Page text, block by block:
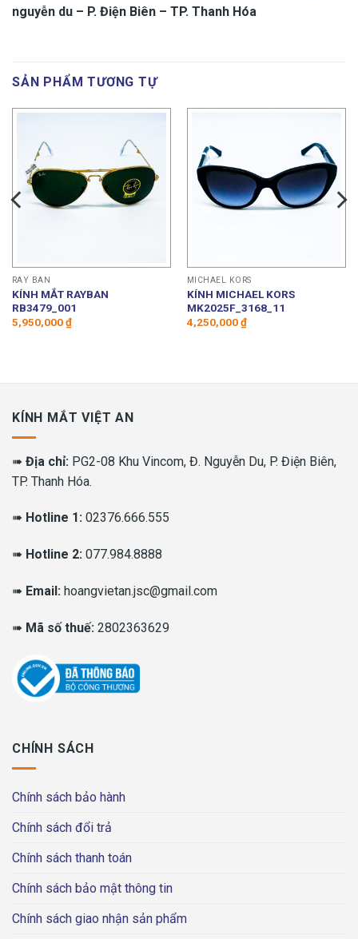
nguyễn du – P. Điện Biên – TP. Thanh Hóa
SẢN PHẨM TƯƠNG TỰ
RAY BAN
KÍNH MẮT RAYBAN
RB3479_001
5,950,000₫
MICHAEL KORS
KÍNH MICHAEL KORS
MK2025F_3168_11
4,250,000₫
KÍNH MẮT VIỆT AN
➠ Địa chỉ: PG2-08 Khu Vincom, Đ. Nguyễn Du, P. Điện Biên,
TP. Thanh Hóa.
➠ Hotline 1: 02376.666.555
➠ Hotline 2: 077.984.8888
➠ Email: hoangvietan.jsc@gmail.com
➠ Mã số thuế: 2802363629
CHÍNH SÁCH
Chính sách bảo hành
Chính sách đổi trả
Chính sách thanh toán
Chính sách bảo mật thông tin
Chính sách giao nhận sản phẩm